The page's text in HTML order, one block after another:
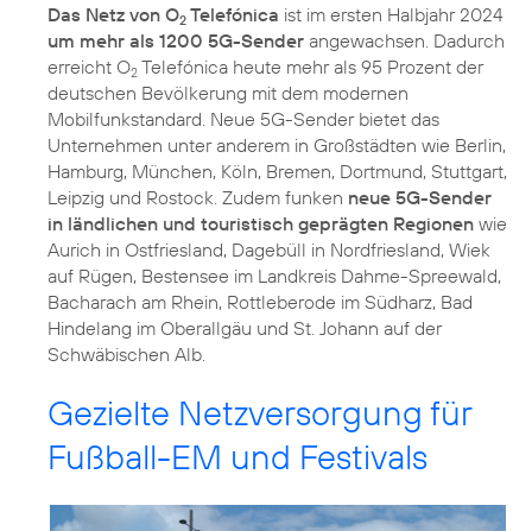
Das Netz von O2 Telefónica ist im ersten Halbjahr 2024
um mehr als 1200 5G-Sender angewachsen. Dadurch
erreicht O2 Telefónica heute mehr als 95 Prozent der
deutschen Bevölkerung mit dem modernen
Mobilfunkstandard. Neue 5G-Sender bietet das
Unternehmen unter anderem in Großstädten wie Berlin,
Hamburg, München, Köln, Bremen, Dortmund, Stuttgart,
Leipzig und Rostock. Zudem funken neue 5G-Sender
in ländlichen und touristisch geprägten Regionen wie
Aurich in Ostfriesland, Dagebüll in Nordfriesland, Wiek
auf Rügen, Bestensee im Landkreis Dahme-Spreewald,
Bacharach am Rhein, Rottleberode im Südharz, Bad
Hindelang im Oberallgäu und St. Johann auf der
Schwäbischen Alb.
Gezielte Netzversorgung für
Fußball-EM und Festivals